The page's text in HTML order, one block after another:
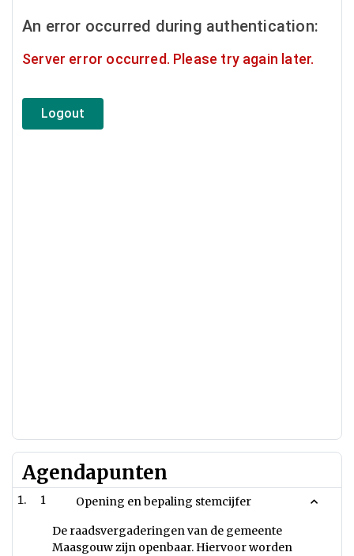
Agendapunten
1 Opening en bepaling stemcijfer
De raadsvergaderingen van de gemeente
Maasgouw zijn openbaar. Hiervoor worden